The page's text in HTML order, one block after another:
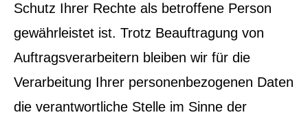
Schutz Ihrer Rechte als betroffene Person
gewährleistet ist. Trotz Beauftragung von
Auftragsverarbeitern bleiben wir für die
Verarbeitung Ihrer personenbezogenen Daten
die verantwortliche Stelle im Sinne der